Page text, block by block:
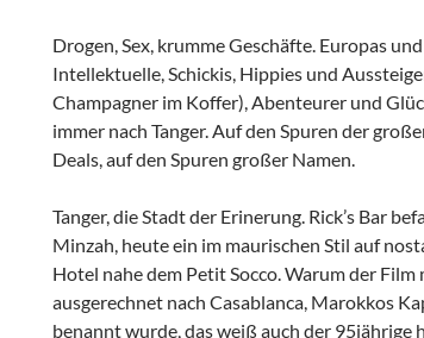
Drogen, Sex, krumme Geschäfte. Europas
Intellektuelle, Schickis, Hippies und
Champagner im Koffer), Abenteurer und
immer nach Tanger. Auf den Spuren der
Deals, auf den Spuren großer Namen.
Tanger, die Stadt der Erinerung. Rick’s Bar
Minzah, heute ein im maurischen Stil auf
Hotel nahe dem Petit Socco. Warum der
ausgerechnet nach Casablanca, Marokkos
benannt wurde, das weiß auch der 95jährige